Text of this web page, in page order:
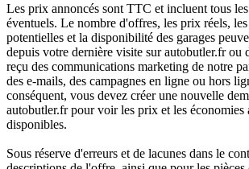
Les prix annoncés sont TTC et incluent tous
éventuels. Le nombre d'offres, les prix réels,
potentielles et la disponibilité des garages
depuis votre dernière visite sur autobutler.fr ou
reçu des communications marketing de notre
des e-mails, des campagnes en ligne ou hors
conséquent, vous devez créer une nouvelle
autobutler.fr pour voir les prix et les économies
disponibles.
Sous réserve d'erreurs et de lacunes dans le